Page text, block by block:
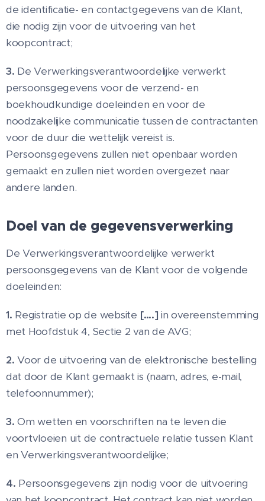
de identificatie- en contactgegevens van de Klant,
die nodig zijn voor de uitvoering van het
koopcontract;
3. De Verwerkingsverantwoordelijke verwerkt
persoonsgegevens voor de verzend- en
boekhoudkundige doeleinden en voor de
noodzakelijke communicatie tussen de contractanten
voor de duur die wettelijk vereist is.
Persoonsgegevens zullen niet openbaar worden
gemaakt en zullen niet worden overgezet naar
andere landen.
Doel van de gegevensverwerking
De Verwerkingsverantwoordelijke verwerkt
persoonsgegevens van de Klant voor de volgende
doeleinden:
1. Registratie op de website [….] in overeenstemming
met Hoofdstuk 4, Sectie 2 van de AVG;
2.Voor de uitvoering van de elektronische bestelling
dat door de Klant gemaakt is (naam, adres, e-mail,
telefoonnummer);
3.Om wetten en voorschriften na te leven die
voortvloeien uit de contractuele relatie tussen Klant
en Verwerkingsverantwoordelijke;
4. Persoonsgegevens zijn nodig voor de uitvoering